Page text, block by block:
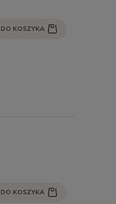
DO KOSZYKA
DO KOSZYKA